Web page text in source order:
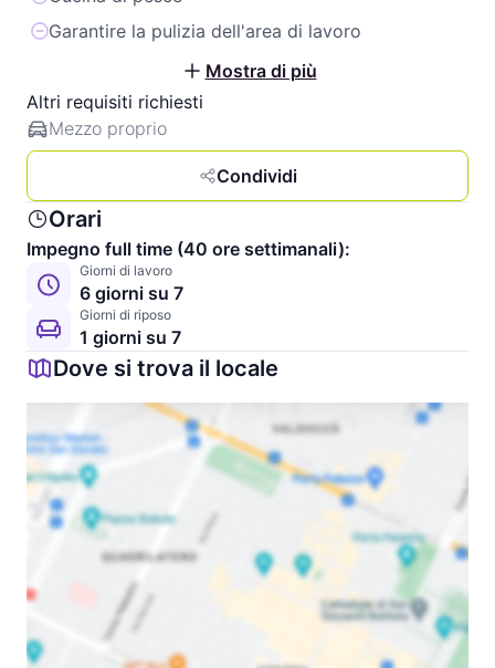
Garantire la pulizia dell'area di lavoro
Mostra di più
Altri requisiti richiesti
Mezzo proprio
Condividi
Orari
Impegno full time (40 ore settimanali):
Giorni di lavoro
6 giorni su 7
Giorni di riposo
1 giorni su 7
Dove si trova il locale